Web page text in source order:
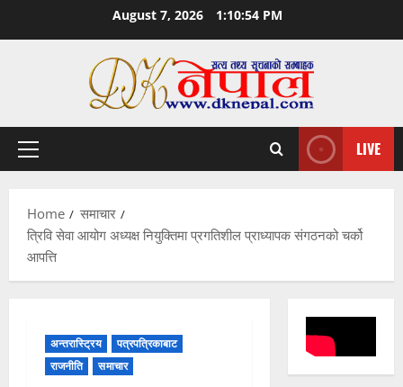
August 7, 2026 1:10:55 PM
Primary
LIVE
Home
समाचार
त्रिवि सेवा आयोग अध्यक्ष नियुक्तिमा प्रगतिशील प्राध्यापक संगठनको चर्को
आपत्ति
अन्तरास्ट्रिय
पत्रपत्रिकाबाट
राजनीति
समाचार